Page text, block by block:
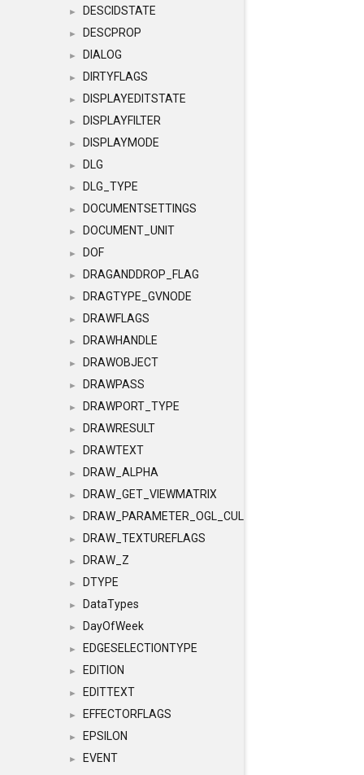
► DESCIDSTATE
► DESCPROP
► DIALOG
► DIRTYFLAGS
► DISPLAYEDITSTATE
► DISPLAYFILTER
► DISPLAYMODE
► DLG
► DLG_TYPE
► DOCUMENTSETTINGS
► DOCUMENT_UNIT
► DOF
► DRAGANDDROP_FLAG
► DRAGTYPE_GVNODE
► DRAWFLAGS
► DRAWHANDLE
► DRAWOBJECT
► DRAWPASS
► DRAWPORT_TYPE
► DRAWRESULT
► DRAWTEXT
► DRAW_ALPHA
► DRAW_GET_VIEWMATRIX
► DRAW_PARAMETER_OGL_CULLING
► DRAW_TEXTUREFLAGS
► DRAW_Z
► DTYPE
► DataTypes
► DayOfWeek
► EDGESELECTIONTYPE
► EDITION
► EDITTEXT
► EFFECTORFLAGS
► EPSILON
►
EVENT